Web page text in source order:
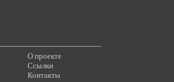
О проекте
Ссылки
Контакты